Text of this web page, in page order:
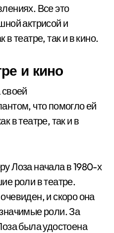
Все это
актрисой и
в театре, так и в кино.
и кино
своей
что помогло ей
в театре, так и в
Лоза начала в 1980-х
роли в театре.
и скоро она
роли. За
была удостоена